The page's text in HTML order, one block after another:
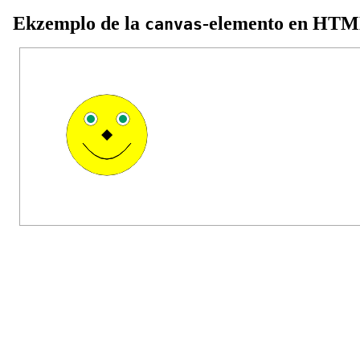
Ekzemplo de la canvas-elemento en